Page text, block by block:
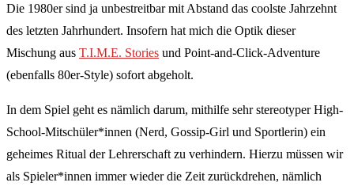
Die 1980er sind ja unbestreitbar mit Abstand das coolste Jahrzehnt
des letzten Jahrhundert. Insofern hat mich die Optik dieser
Mischung aus T.I.M.E. Stories und Point-and-Click-Adventure
(ebenfalls 80er-Style) sofort abgeholt.
In dem Spiel geht es nämlich darum, mithilfe sehr stereotyper High-
School-Mitschüler*innen (Nerd, Gossip-Girl und Sportlerin) ein
geheimes Ritual der Lehrerschaft zu verhindern. Hierzu müssen wir
als Spieler*innen immer wieder die Zeit zurückdrehen, nämlich